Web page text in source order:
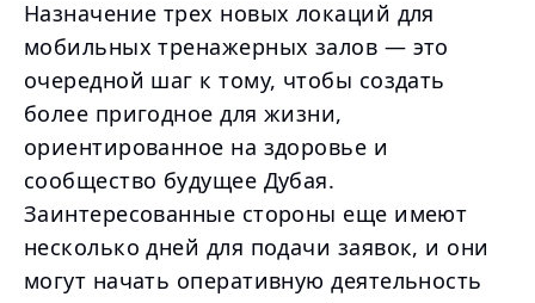
Назначение трех новых локаций для
мобильных тренажерных залов — это
очередной шаг к тому, чтобы создать
более пригодное для жизни,
ориентированное на здоровье и
сообщество будущее Дубая.
Заинтересованные стороны еще имеют
несколько дней для подачи заявок, и они
могут начать оперативную деятельность